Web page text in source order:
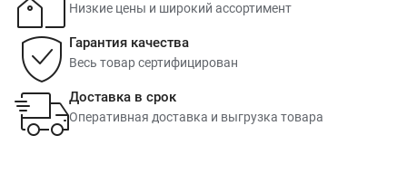
Низкие цены и широкий ассортимент
Гарантия качества
Весь товар сертифицирован
Доставка в срок
Оперативная доставка и выгрузка товара